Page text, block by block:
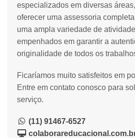
especializados em diversas
oferecer uma assessoria
uma ampla variedade de
empenhados em garantir a
originalidade de todos os
Ficaríamos muito satisfeitos em
Entre em contato conosco para
serviço.
(11) 91467-6527